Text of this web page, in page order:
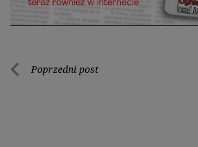
Nawigacja
Poprzedni post